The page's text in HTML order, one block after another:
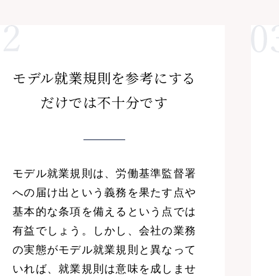
モデル就業規則を参考にする
だけでは不十分です
モデル就業規則は、労働基準監督署
への届け出という義務を果たす点や
基本的な条項を備えるという点では
有益でしょう。しかし、会社の業務
の実態がモデル就業規則と異なって
いれば、就業規則は意味を成しませ